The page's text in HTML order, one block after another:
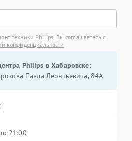
техники Philips, Вы соглашаетесь с
конфиденциальности
Philips в Хабаровске:
Павла Леонтьевича, 84А
21:00